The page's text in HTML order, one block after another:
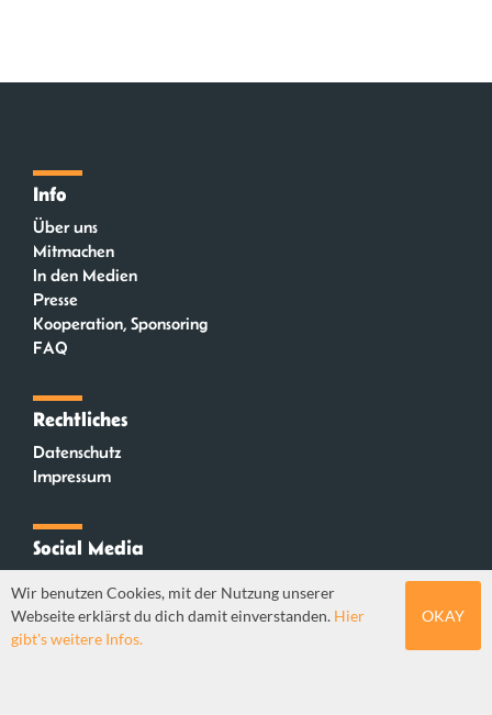
Info
Über uns
Mitmachen
In den Medien
Presse
Kooperation, Sponsoring
FAQ
Rechtliches
Datenschutz
Impressum
Social Media
Mastodon
Wir benutzen Cookies, mit der Nutzung unserer
Webseite erklärst du dich damit einverstanden. Hier
gibt's weitere Infos.
OKAY